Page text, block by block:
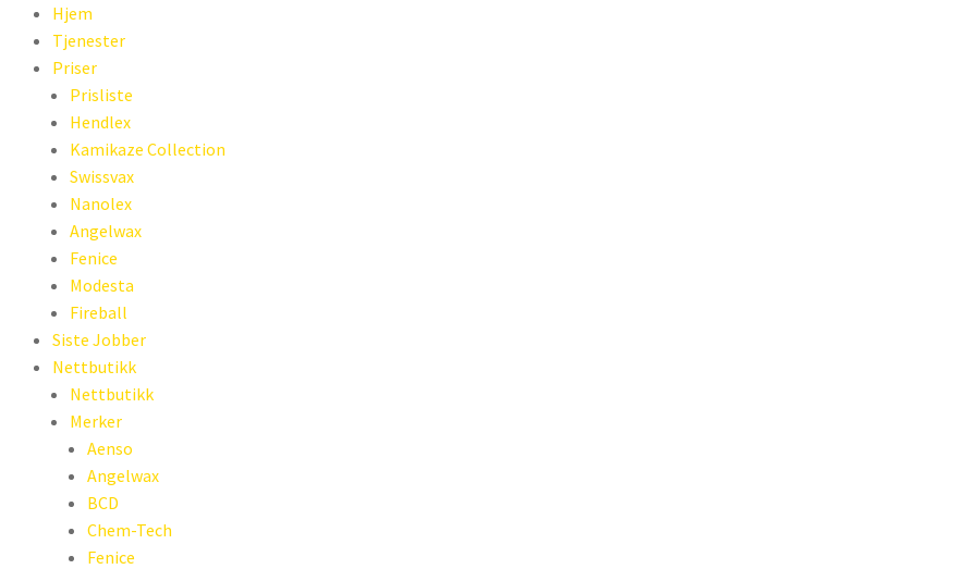
Hjem
Tjenester
Priser
Prisliste
Hendlex
Kamikaze Collection
Swissvax
Nanolex
Angelwax
Fenice
Modesta
Fireball
Siste Jobber
Nettbutikk
Nettbutikk
Merker
Aenso
Angelwax
BCD
Chem-Tech
Fenice